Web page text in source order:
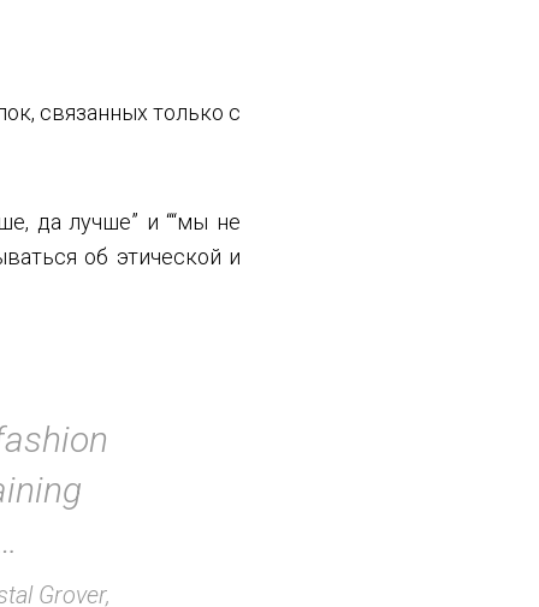
связанных только с
да лучше” и ““мы не
об этической и
Grover,